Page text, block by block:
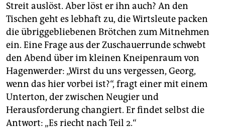
Streit auslöst. Aber löst er ihn auch? An den
Tischen geht es lebhaft zu, die Wirtsleute packen
die übriggebliebenen Brötchen zum Mitnehmen
ein. Eine Frage aus der Zuschauerrunde schwebt
den Abend über im kleinen Kneipenraum von
Hagenwerder: „Wirst du uns vergessen, Georg,
wenn das hier vorbei ist?“, fragt einer mit einem
Unterton, der zwischen Neugier und
Herausforderung changiert. Er findet selbst die
Antwort: „Es riecht nach Teil 2.“